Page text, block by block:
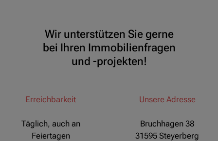
Wir unterstützen Sie gerne
bei Ihren Immobilienfragen
und -projekten!
Erreichbarkeit
Täglich, auch an
Feiertagen
Unsere Adresse
Bruchhagen 38
31595 Steyerberg